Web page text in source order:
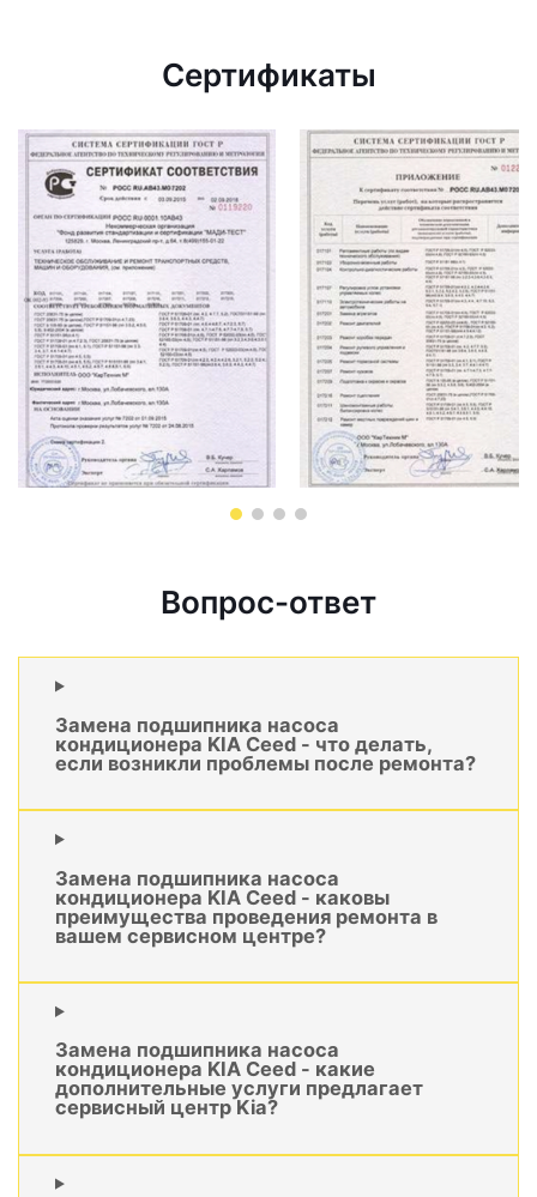
Сертификаты
Вопрос-ответ
Замена подшипника насоса
кондиционера KIA Ceed - что делать,
если возникли проблемы после ремонта?
Замена подшипника насоса
кондиционера KIA Ceed - каковы
преимущества проведения ремонта в
вашем сервисном центре?
Замена подшипника насоса
кондиционера KIA Ceed - какие
дополнительные услуги предлагает
сервисный центр Kia?